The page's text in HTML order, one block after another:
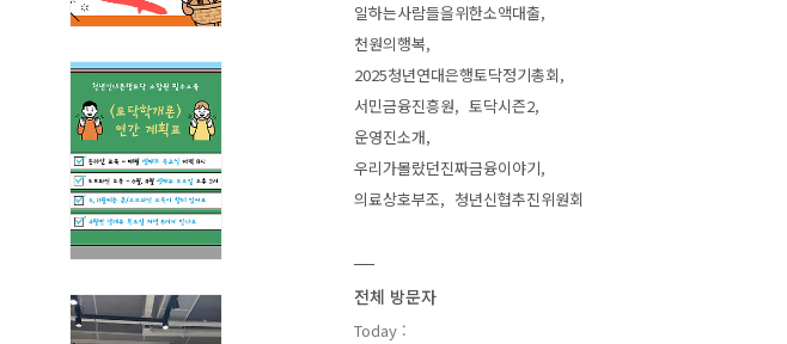
일하는사람들을위한소액대출
천원의행복
2025청년연대은행토닥정기총회
서민금융진흥원
토닥시즌2
운영진소개
우리가몰랐던진짜금융이야기
의료상호부조
청년신협추진위원회
전체 방문자
Today :